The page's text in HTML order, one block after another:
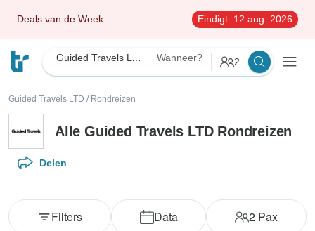
Deals van de Week Eindigt: 12 aug. 2026
Wanneer? 2
Guided Travels LTD / Rondreizen
Alle Guided Travels LTD Rondreizen
Delen
Data 2 Pax
Filters